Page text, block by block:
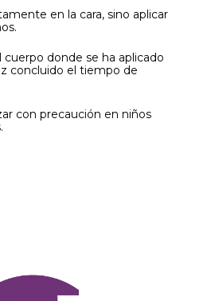
en la cara, sino aplicar
cuerpo donde se ha aplicado
concluido el tiempo de
con precaución en niños